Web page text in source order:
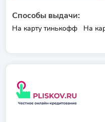
Способы выдачи:
На карту тинькофф На